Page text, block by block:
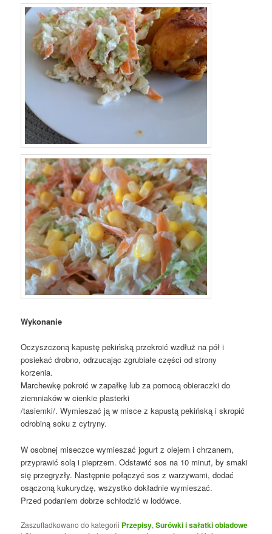
Wykonanie
Oczyszczoną kapustę pekińską przekroić wzdłuż na pół i
posiekać drobno, odrzucając zgrubiałe części od strony
korzenia.
Marchewkę pokroić w zapałkę lub za pomocą obieraczki do
ziemniaków w cienkie plasterki
/tasiemki/. Wymieszać ją w misce z kapustą pekińską i skropić
odrobiną soku z cytryny.
W osobnej miseczce wymieszać jogurt z olejem i chrzanem,
przyprawić solą i pieprzem. Odstawić sos na 10 minut, by smaki
się przegryzły. Następnie połączyć sos z warzywami, dodać
osączoną kukurydzę, wszystko dokładnie wymieszać.
Przed podaniem dobrze schłodzić w lodówce.
Zaszufladkowano do kategorii Przepisy,Surówki i sałatki obiadowe